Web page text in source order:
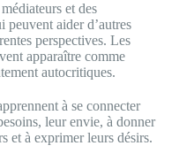
et des
peuvent aider d’autres
perspectives. Les
apparaître comme
autocritiques.
à se connecter
leur envie, à donner
et à exprimer leurs désirs.